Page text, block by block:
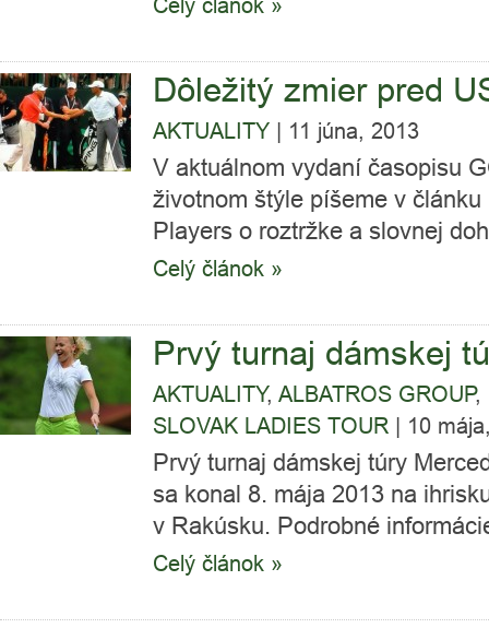
Dôležitý zmier pred
AKTUALITY | 11 júna, 2013
V aktuálnom vydaní časopisu
životnom štýle píšeme v
Players o roztržke a slovnej
Celý článok »
Prvý turnaj dámskej
AKTUALITY, ALBATROS GROUP,
SLOVAK LADIES TOUR | 10
Prvý turnaj dámskej túry
sa konal 8. mája 2013 na
v Rakúsku. Podrobné
Celý článok »